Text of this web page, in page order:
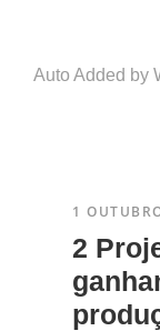
Auto Added by
1
2